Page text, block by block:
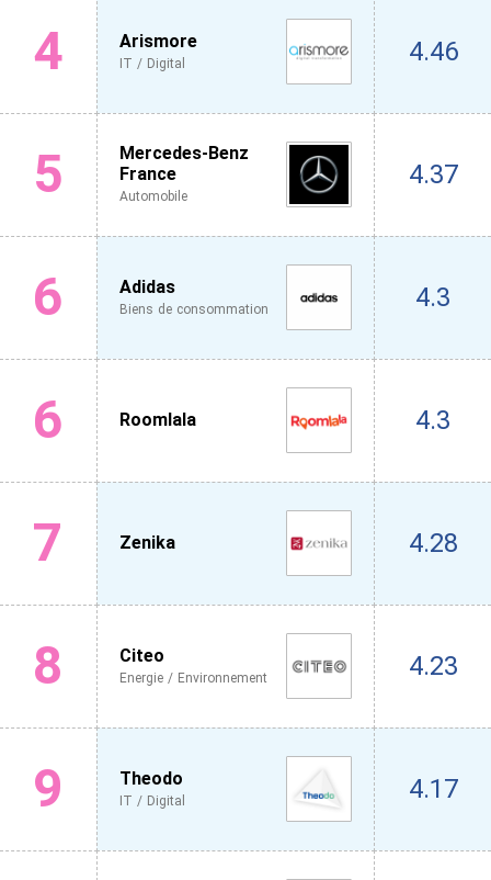
4 Arismore
IT / Digital 4.46
5
Mercedes-Benz
France
Automobile
4.37
6 Adidas
Biens de consommation 4.3
6 Roomlala 4.3
7 Zenika 4.28
8 Citeo
Energie / Environnement 4.23
9 Theodo
IT / Digital 4.17